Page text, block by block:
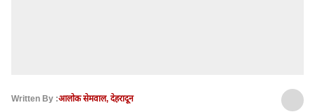
Written By :आलोक सेमवाल, देहरादून